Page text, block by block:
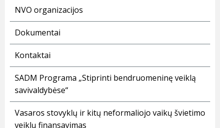
NVO organizacijos
Dokumentai
Kontaktai
SADM Programa „Stiprinti bendruomeninę veiklą
savivaldybėse“
Vasaros stovyklų ir kitų neformaliojo vaikų švietimo
veiklų finansavimas